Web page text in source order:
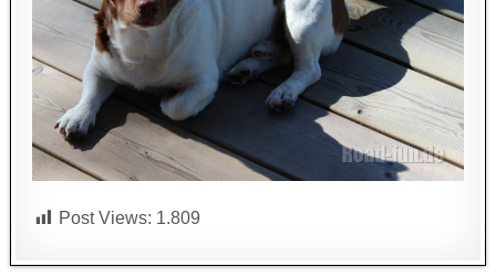
Post Views: 1.809